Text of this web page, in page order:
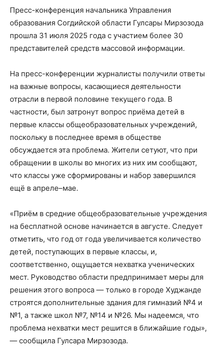
Пресс-конференция начальника Управления
образования Согдийской области Гулсары Мирзозода
прошла 31 июля 2025 года с участием более 30
представителей средств массовой информации.
На пресс-конференции журналисты получили ответы
на важные вопросы, касающиеся деятельности
отрасли в первой половине текущего года. В
частности, был затронут вопрос приёма детей в
первые классы общеобразовательных учреждений,
поскольку в последнее время в обществе
обсуждается эта проблема. Жители сетуют, что при
обращении в школы во многих из них им сообщают,
что классы уже сформированы и набор завершился
ещё в апреле–мае.
«Приём в средние общеобразовательные учреждения
на бесплатной основе начинается в августе. Следует
отметить, что год от года увеличивается количество
детей, поступающих в первые классы, и,
соответственно, ощущается нехватка ученических
мест. Руководство области предпринимает меры для
решения этого вопроса — только в городе Худжанде
строятся дополнительные здания для гимназий №4 и
№1, а также школ №7, №14 и №26. Мы надеемся, что
проблема нехватки мест решится в ближайшие годы»,
— сообщила Гулсара Мирзозода.